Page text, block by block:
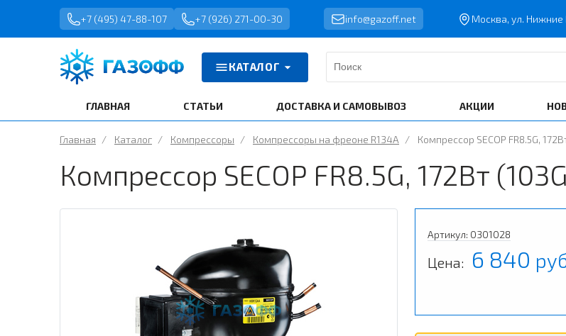
+7 (495) 47-88-107 +7 (926) 271-00-30 info@gazoff.net Москва, ул. Нижние
КАТАЛОГ
ГЛАВНАЯ СТАТЬИ ДОСТАВКА И САМОВЫВОЗ АКЦИИ
Главная / Каталог / Компрессоры / Компрессоры на фреоне R134A / Компрессор SECOP FR8.5G,
Компрессор SECOP FR8.5G, 172Вт
Артикул: 0301028
Цена: 6 840